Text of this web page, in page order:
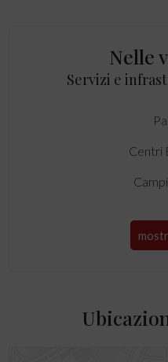
Nelle
Servizi e
Centri